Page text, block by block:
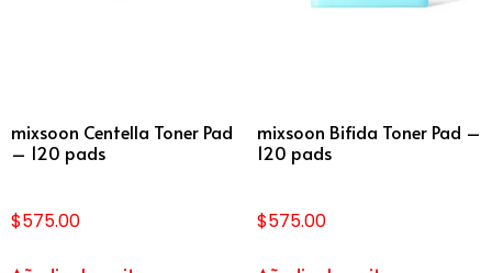
mixsoon Centella Toner Pad
– 120 pads
$575.00
mixsoon Bifida Toner Pad –
120 pads
$575.00